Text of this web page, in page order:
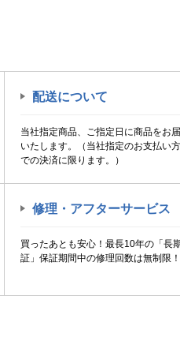
配送について
当社指定商品、ご指定日に商品をお
いたします。（当社指定のお支払い
での決済に限ります。）
修理・アフターサービス
買ったあとも安心！最長10年の「長
証」保証期間中の修理回数は無制限！